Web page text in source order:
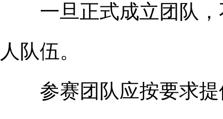
一旦正式成立团队，
人队伍。
参赛团队应按要求提